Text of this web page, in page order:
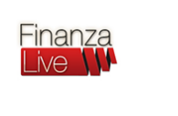
contenuto